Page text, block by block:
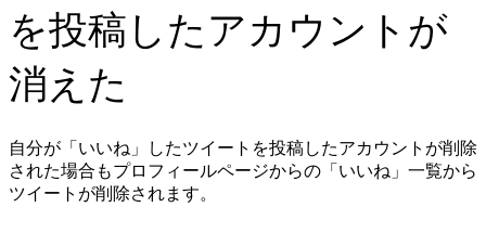
を投稿したアカウントが
消えた
自分が「いいね」したツイートを投稿したアカウントが削除
された場合もプロフィールページからの「いいね」一覧から
ツイートが削除されます。